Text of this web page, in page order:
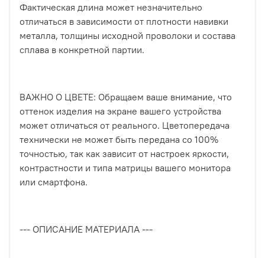
Фактическая длина может незначительно
отличаться в зависимости от плотности навивки
металла, толщины исходной проволоки и состава
сплава в конкретной партии.
ВАЖНО О ЦВЕТЕ: Обращаем ваше внимание, что
оттенок изделия на экране вашего устройства
может отличаться от реального. Цветопередача
технически не может быть передана со 100%
точностью, так как зависит от настроек яркости,
контрастности и типа матрицы вашего монитора
или смартфона.
--- ОПИСАНИЕ МАТЕРИАЛА ---